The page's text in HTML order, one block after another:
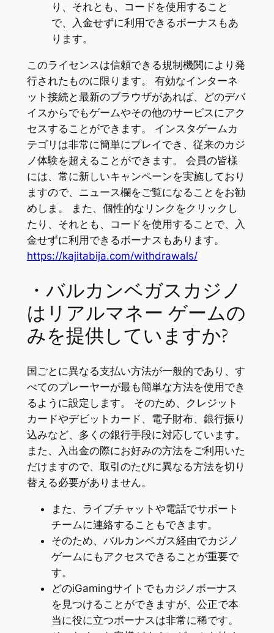
り、それとも、コードを使用すること
で、入金せずに利用できるボーナスもあ
ります。
このライセンスは信頼できる規制機関により発
行されたものに限ります。 有効なインターネ
ット接続と最新のブラウザがあれば、どのデバ
イスからでもゲームやその他のサービスにアク
セスすることができます。 インスタゲームカ
テゴリは非常に簡単にプレイでき、従来のカジ
ノ体験を超えることができます。 会員の皆様
には、常に新しいキャンペーンを実施しており
ますので、ニュース欄をご覧になることをお勧
めしま。 また、個性的なリンクをクリックし
たり、それとも、コードを使用することで、入
金せずに利用できるボーナスもあります。
https://kajitabija.com/withdrawals/
・バルカンベガスカジノ
はリアルマネー ゲームの
みを提供していますか?
国ごとに異なる支払い方法が一般的であり、す
べてのプレーヤーが最も簡単な方法を使用でき
るように設定します。 そのため、クレジット
カードやデビットカード、電子財布、銀行振り
込みなど、多くの銀行手段に対応しています。
また、入出金の際にお好みの方法をご利用いた
だけますので、取引のたびに異なる方法を切り
替える必要がありません。
また、ライブチャットや電話でサポート
チームに連絡することもできます。
そのため、バルカンベガス経由でカジノ
ゲームにもアクセスできることが重要で
す。
どのiGamingサイトでもカジノボーナス
を見つけることができますが、公正で本
当に役に立つボーナスは非常に稀です。